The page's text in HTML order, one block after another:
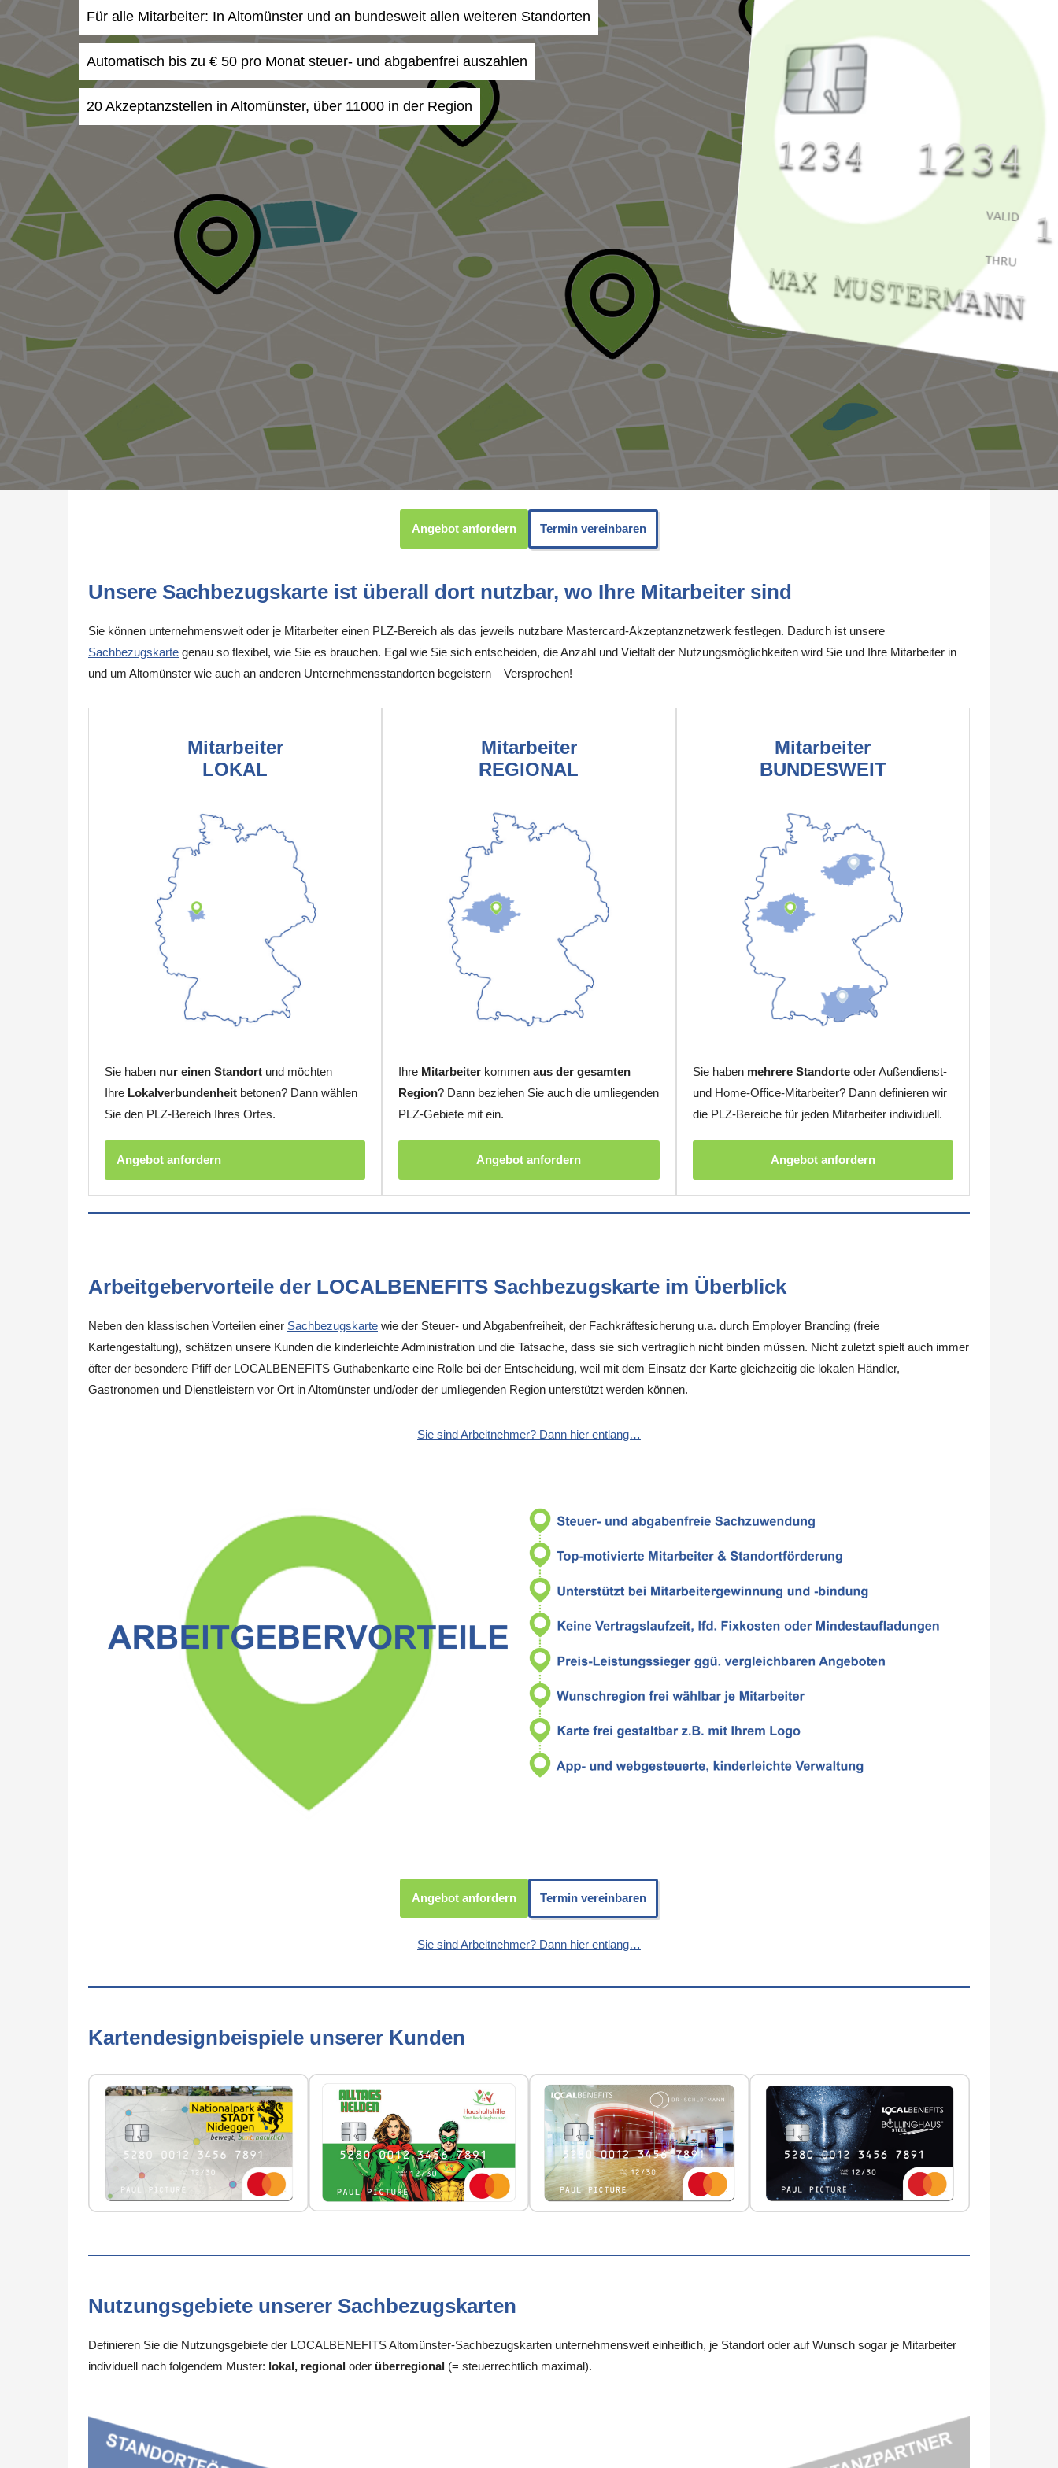
Für alle Mitarbeiter: In Altomünster und an bundesweit allen weiteren Standorten
Automatisch bis zu € 50 pro Monat steuer- und abgabenfrei auszahlen
20 Akzeptanzstellen in Altomünster, über 11000 in der Region
Angebot anfordern Termin vereinbaren
Unsere Sachbezugskarte ist überall dort nutzbar, wo Ihre Mitarbeiter sind
Sie können unternehmensweit oder je Mitarbeiter einen PLZ-Bereich als das jeweils nutzbare Mastercard-Akzeptanznetzwerk festlegen. Dadurch ist unsere
Sachbezugskarte genau so flexibel, wie Sie es brauchen. Egal wie Sie sich entscheiden, die Anzahl und Vielfalt der Nutzungsmöglichkeiten wird Sie und Ihre Mitarbeiter in
und um Altomünster wie auch an anderen Unternehmensstandorten begeistern – Versprochen!
Mitarbeiter
LOKAL
Sie haben nur einen Standort und möchten
Ihre Lokalverbundenheit betonen? Dann wählen
Sie den PLZ-Bereich Ihres Ortes.
Angebot anfordern
Mitarbeiter
REGIONAL
Ihre Mitarbeiter kommenaus der gesamten
Region? Dann beziehen Sie auch die umliegenden
PLZ-Gebiete mit ein.
Angebot anfordern
Mitarbeiter
BUNDESWEIT
Sie haben mehrere Standorteoder Außendienst-
und Home-Office-Mitarbeiter? Dann definieren wir
die PLZ-Bereiche für jeden Mitarbeiter individuell.
Angebot anfordern
Arbeitgebervorteile der LOCALBENEFITS Sachbezugskarte im Überblick
Neben den klassischen Vorteilen einer Sachbezugskarte wie der Steuer- und Abgabenfreiheit, der Fachkräftesicherung u.a. durch Employer Branding (freie
Kartengestaltung), schätzen unsere Kunden die kinderleichte Administration und die Tatsache, dass sie sich vertraglich nicht binden müssen. Nicht zuletzt spielt auch immer
öfter der besondere Pfiff der LOCALBENEFITS Guthabenkarte eine Rolle bei der Entscheidung, weil mit dem Einsatz der Karte gleichzeitig die lokalen Händler,
Gastronomen und Dienstleistern vor Ort in Altomünster und/oder der umliegenden Region unterstützt werden können.
Sie sind Arbeitnehmer? Dann hier entlang…
Angebot anfordern Termin vereinbaren
Sie sind Arbeitnehmer? Dann hier entlang…
Kartendesignbeispiele unserer Kunden
Nutzungsgebiete unserer Sachbezugskarten
Definieren Sie die Nutzungsgebiete der LOCALBENEFITS Altomünster-Sachbezugskarten unternehmensweit einheitlich, je Standort oder auf Wunsch sogar je Mitarbeiter
individuell nach folgendem Muster: lokal, regional oder überregional (= steuerrechtlich maximal).